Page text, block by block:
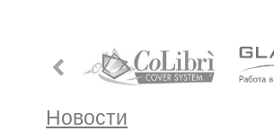
Новости